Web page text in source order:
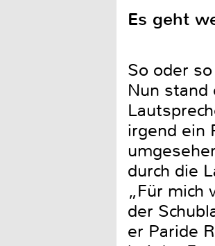
Es geht
So oder
Nun stand
irgend ein
durch die
„Für mich
der
er Paride